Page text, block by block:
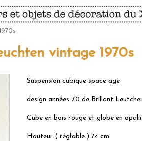
vintage 1970s
Suspension cubique space age
design années 70 de Brillant
Cube en bois rouge et globe en
Hauteur ( réglable ) 74 cm